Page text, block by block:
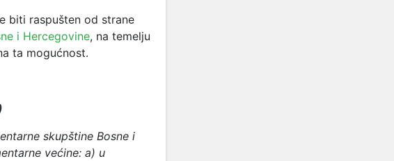
biti raspušten od strane
i Hercegovine, na temelju
ta mogućnost.
skupštine Bosne i
većine: a) u